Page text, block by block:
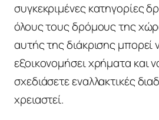
συγκεκριμένες κατηγορίες
όλους τους δρόμους της
αυτής της διάκρισης μπορεί
εξοικονομήσει χρήματα και
σχεδιάσετε εναλλακτικές
χρειαστεί.